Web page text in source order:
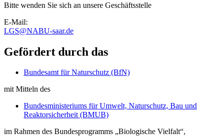
Bitte wenden Sie sich an unsere Geschäftsstelle
E-Mail:
LGS@NABU-saar.de
Gefördert durch das
Bundesamt für Naturschutz (BfN)
mit Mitteln des
Bundesministeriums für Umwelt, Naturschutz, Bau und
Reaktorsicherheit (BMUB)
im Rahmen des Bundesprogramms „Biologische Vielfalt“,